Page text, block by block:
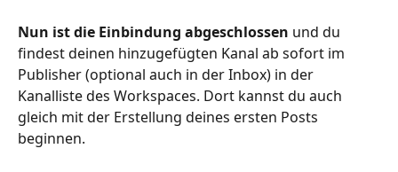
Nun ist die Einbindung abgeschlossen und du
findest deinen hinzugefügten Kanal ab sofort im
Publisher (optional auch in der Inbox) in der
Kanalliste des Workspaces. Dort kannst du auch
gleich mit der Erstellung deines ersten Posts
beginnen.